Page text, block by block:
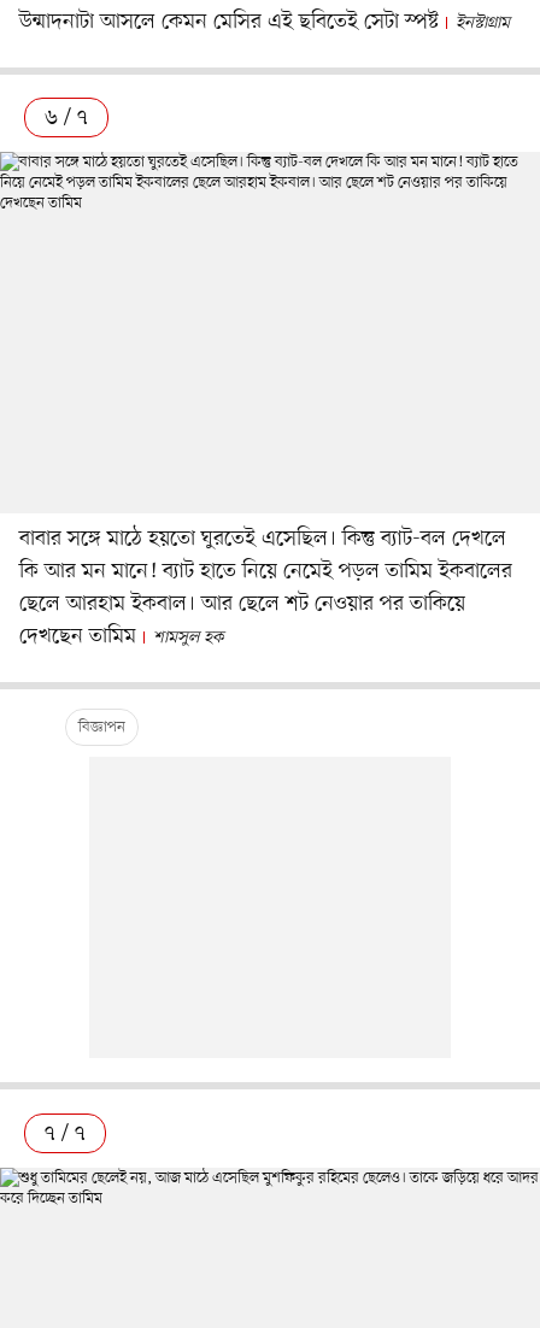
উন্মাদনাটা আসলে কেমন মেসির এই ছবিতেই সেটা স্পষ্ট
ইনস্টাগ্রাম
৬ / ৭
বাবার সঙ্গে মাঠে হয়তো ঘুরতেই এসেছিল। কিন্তু ব্যাট-বল দেখলে
কি আর মন মানে! ব্যাট হাতে নিয়ে নেমেই পড়ল তামিম ইকবালের
ছেলে আরহাম ইকবাল। আর ছেলে শট নেওয়ার পর তাকিয়ে
দেখছেন তামিম
শামসুল হক
৭ / ৭